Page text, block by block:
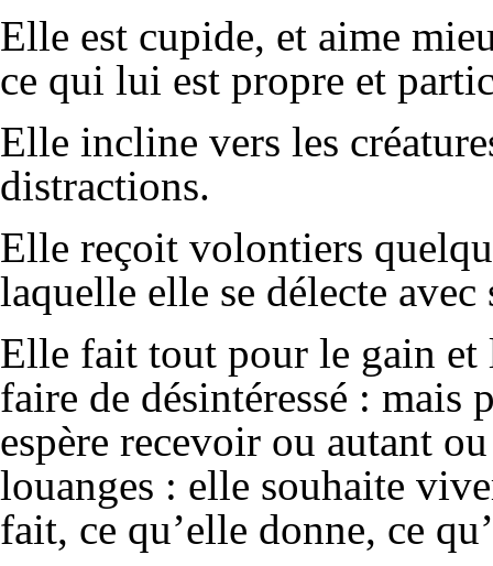
Elle est cupide, et aime
ce qui lui est propre et
Elle incline vers les
distractions.
Elle reçoit volontiers
laquelle elle se délecte avec
Elle fait tout pour le gain et
faire de désintéressé : mais
espère recevoir ou autant
louanges : elle souhaite
fait, ce qu’elle donne, ce